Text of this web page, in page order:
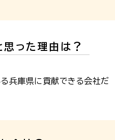
った理由は？
る兵庫県に貢献できる会社だ